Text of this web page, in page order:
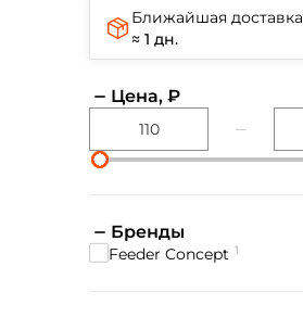
Ближайшая доставка
≈ 1 дн.
Цена, ₽
Бренды
Feeder Concept 1